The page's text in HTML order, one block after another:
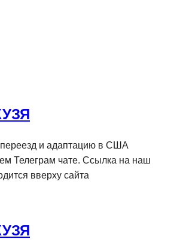
и адаптацию в США
Телеграм чате. Ссылка на наш
вверху сайта